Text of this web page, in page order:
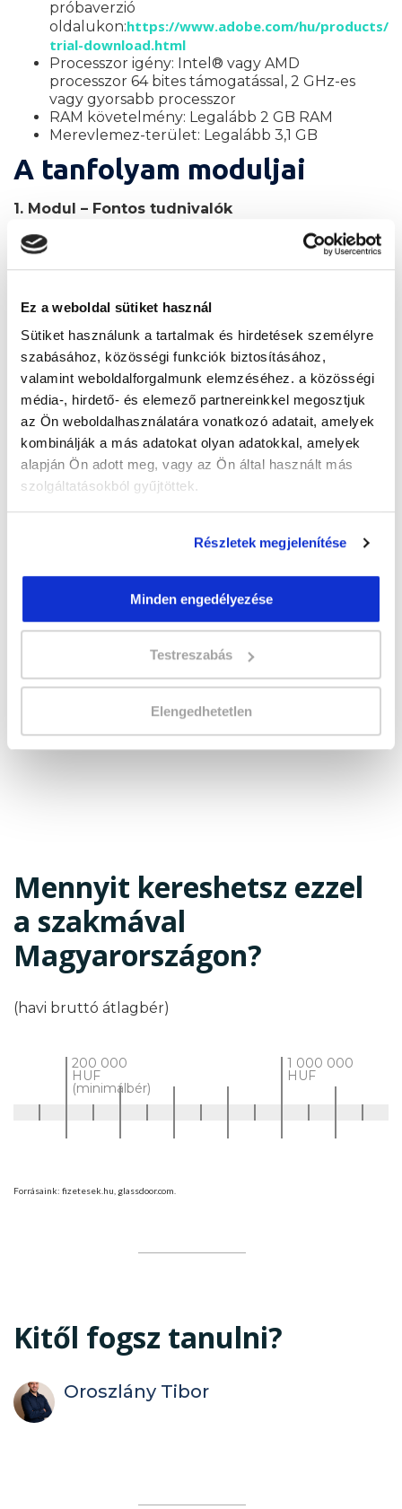
Ez a weboldal sütiket használ
Sütiket használunk a tartalmak és hirdetések személyre
szabásához, közösségi funkciók biztosításához,
valamint weboldalforgalmunk elemzéséhez. a közösségi
média-, hirdető- és elemező partnereinkkel megosztjuk
az Ön weboldalhasználatára vonatkozó adatait, amelyek
kombinálják a más adatokat olyan adatokkal, amelyek
alapján Ön adott meg, vagy az Ön által használt más
szolgáltatásokból gyűjtöttek.
Részletek megjelenítése
Minden engedélyezése
Testreszabás
Elengedhetetlen
próbaverzió
oldalukon:https://www.adobe.com/hu/products/
trial-download.html
Processzor igény: Intel® vagy AMD
processzor 64 bites támogatással, 2 GHz-es
vagy gyorsabb processzor
RAM követelmény: Legalább 2 GB RAM
Merevlemez-terület: Legalább 3,1 GB
A tanfolyam moduljai
1. Modul – Fontos tudnivalók
Elméleti alapok: szimmetria és asszimmetria,
Tipográfiai alapismeretek
Ismerkedés a felülettel
Teszt
2. Modul – Gyakorlati kezdés: a fontos
technikák elsajátítása
Alakzatok, rétegek
Egyszerű eszközök megismerése: ecsetek,
színek, színátmenetek, pipetta, radír
3. Modul – Kézzel fogható projekt készítése
Bonyolultabb eszközök és technikák:
rétegek, betűkészlet, klónozó, szűrő
Háttér eltávolítása és árnyék adása
Formázás cseppfolyósítással
Lightroom a gyakorlatban
Teszt
Present/Action
Adobe stock
Hasznos linkek és anyagok
Mennyit kereshetsz ezzel
a szakmával
Magyarországon?
(havi bruttó átlagbér)
200 000
HUF
(minimálbér)
1 000 000
HUF
Forrásaink: fizetesek.hu, glassdoor.com.
Kitől fogsz tanulni?
Oroszlány Tibor